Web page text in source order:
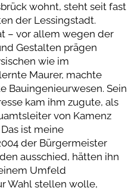
wohnt, steht seit fast
der Lessingstadt.
– vor allem wegen der
Gestalten prägen
wie im
Maurer, machte
Bauingenieurwesen. Sein
kam ihm zugute, als
von Kamenz
ist meine
der Bürgermeister
ausschied, hätten ihn
Umfeld
Wahl stellen wolle,